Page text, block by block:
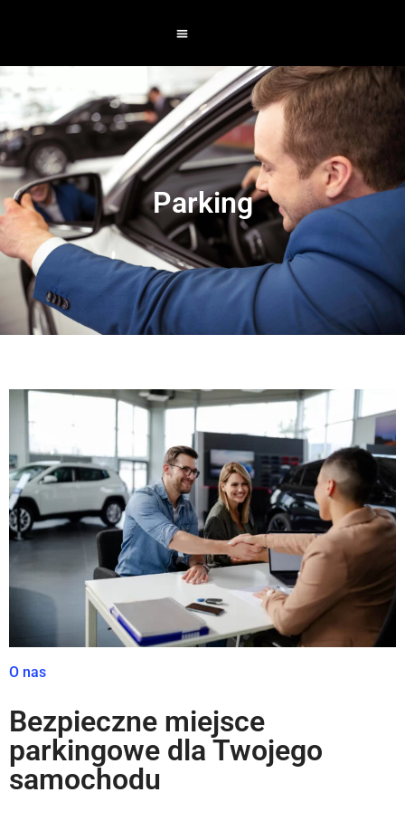
Parking
O nas
Bezpieczne miejsce
parkingowe dla Twojego
samochodu